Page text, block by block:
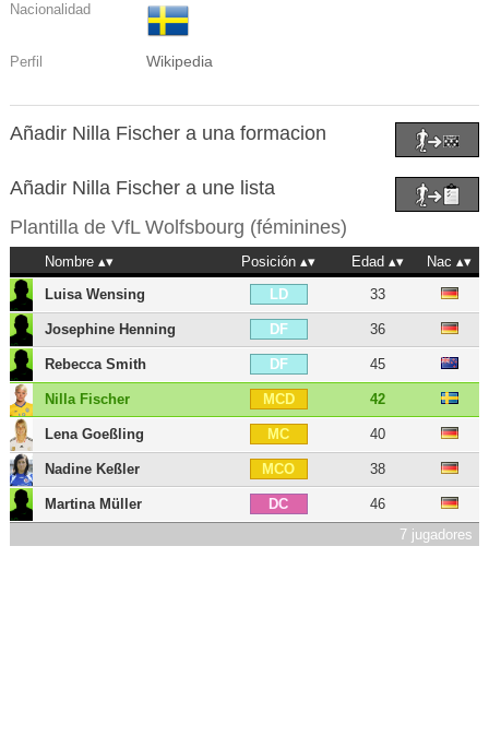
Nacionalidad
Perfil Wikipedia
Añadir Nilla Fischer a una formacion
Añadir Nilla Fischer a une lista
Plantilla de VfL Wolfsbourg (féminines)
Nombre Posición Edad
Nac
Luisa Wensing
LD 33
Josephine Henning DF 36
Rebecca Smith DF 45
Nilla Fischer MCD 42
Lena Goeßling MC 40
Nadine Keßler MCO 38
Martina Müller DC
46
7 jugadores